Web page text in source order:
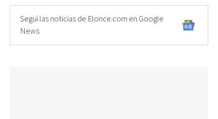
Seguí las noticias de Elonce.com en Google
News